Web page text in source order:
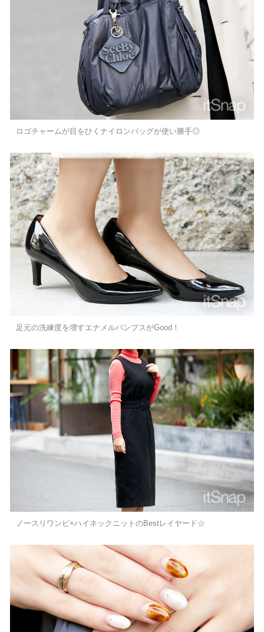
ロゴチャームが目をひくナイロンバッグが使い勝手◎
足元の洗練度を増すエナメルパンプスがGood！
ノースリワンピ×ハイネックニットのBestレイヤード☆